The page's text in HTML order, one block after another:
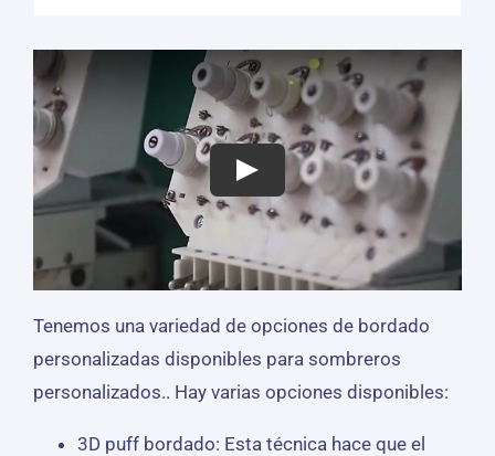
Tenemos una variedad de opciones de bordado
personalizadas disponibles para sombreros
personalizados.. Hay varias opciones disponibles:
3D puff bordado: Esta técnica hace que el